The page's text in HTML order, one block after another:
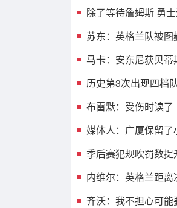
除了等待詹姆斯 勇
苏东：英格兰队被
马卡：安东尼获贝
历史第3次出现四档
布雷默：受伤时读
媒体人：广厦保留了
季后赛犯规吹罚数
内维尔：英格兰距
齐沃：我不担心可